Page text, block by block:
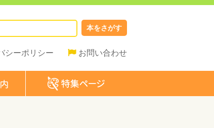
本をさがす
シーポリシー お問い合わせ